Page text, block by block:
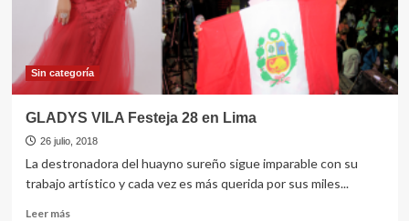
Sin categorí­a
GLADYS VILA Festeja 28 en Lima
26 julio, 2018
La destronadora del huayno sureño sigue imparable con su
trabajo artístico y cada vez es más querida por sus miles...
Leer másLeer